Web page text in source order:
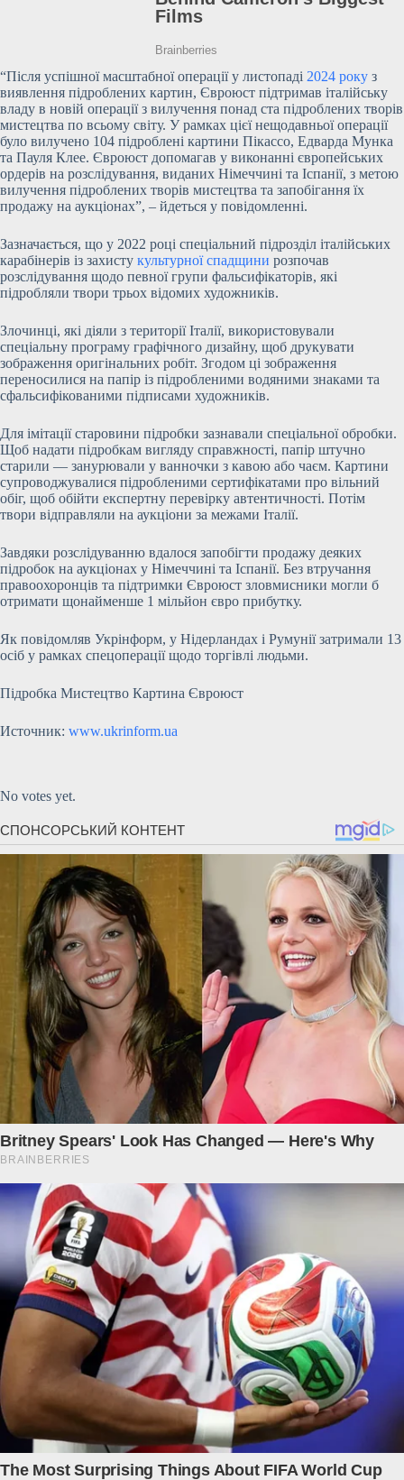
“Після успішної масштабної операції у листопаді 2024 року з
виявлення підроблених картин, Євроюст підтримав італійську
владу в новій операції з вилучення понад ста підроблених творів
мистецтва по всьому світу. У рамках цієї нещодавньої операції
було вилучено 104 підроблені картини Пікассо, Едварда Мунка
та Пауля Клее. Євроюст допомагав у виконанні європейських
ордерів на розслідування, виданих Німеччині та Іспанії, з метою
вилучення підроблених творів мистецтва та запобігання їх
продажу на аукціонах”, – йдеться у повідомленні.
Зазначається, що у 2022 році спеціальний підрозділ італійських
карабінерів із захисту культурної спадщини розпочав
розслідування щодо певної групи фальсифікаторів, які
підробляли твори трьох відомих художників.
Злочинці, які діяли з території Італії, використовували
спеціальну програму графічного дизайну, щоб друкувати
зображення оригінальних робіт. Згодом ці зображення
переносилися на папір із підробленими водяними знаками та
сфальсифікованими підписами художників.
Для імітації старовини підробки зазнавали спеціальної обробки.
Щоб надати підробкам вигляду справжності, папір штучно
старили — занурювали у ванночки з кавою або чаєм. Картини
супроводжувалися підробленими сертифікатами про вільний
обіг, щоб обійти експертну перевірку автентичності. Потім
твори відправляли на аукціони за межами Італії.
Завдяки розслідуванню вдалося запобігти продажу деяких
підробок на аукціонах у Німеччині та Іспанії. Без втручання
правоохоронців та підтримки Євроюст зловмисники могли б
отримати щонайменше 1 мільйон євро прибутку.
Як повідомляв Укрінформ, у Нідерландах і Румунії затримали 13
осіб у рамках спецоперації щодо торгівлі людьми.
Підробка Мистецтво Картина Євроюст
Источник: www.ukrinform.ua
No votes yet.